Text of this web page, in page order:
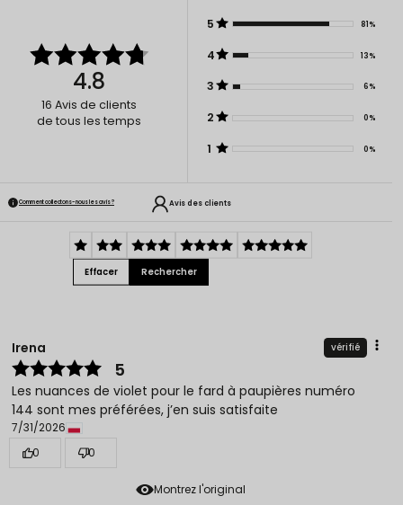
4.8
16 Avis de clients
de tous les temps
5 81%
4 13%
3 6%
2 0%
1 0%
Comment collectons-nous les avis ? Avis des clients
Effacer Rechercher
Montrez l'original
Irena vérifié
5
Les nuances de violet pour le fard à paupières numéro
144 sont mes préférées, j’en suis satisfaite
7/31/2026
0
0